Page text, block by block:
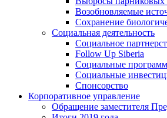
Возобновляемые
Сохранение
Социальная деятельность
Социальное
Follow Up Siberia
Социальные
Социальные
Спонсорство
Корпоративное управление
Обращение заместителя